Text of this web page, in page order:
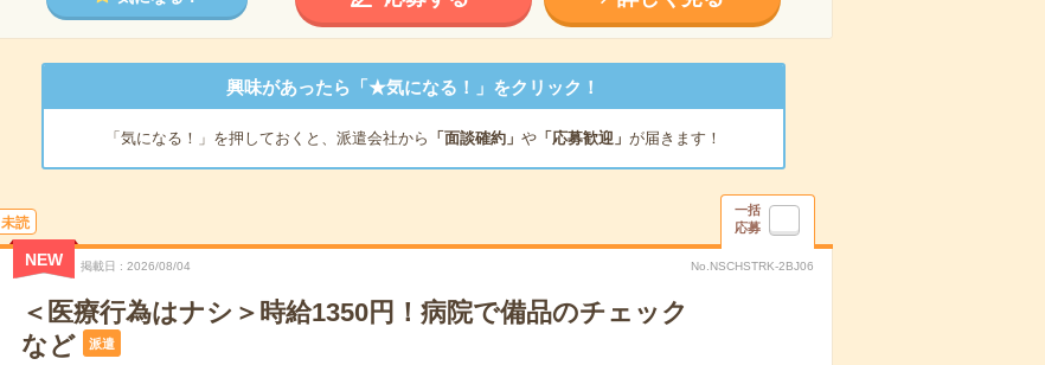
興味があったら「★気になる！」をクリック！
「気になる！」を押しておくと、派遣会社から 「面談確約」 や「応募歓迎」 が届きます！
未読
一括
応募
NEW 掲載日 2026/08/04 No.NSCHSTRK-2BJ06
＜医療行為はナシ＞時給1350円！病院で備品のチェック
など
派遣